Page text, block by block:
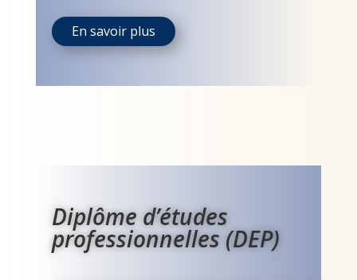
En savoir plus
Diplôme d’études
professionnelles (DEP)